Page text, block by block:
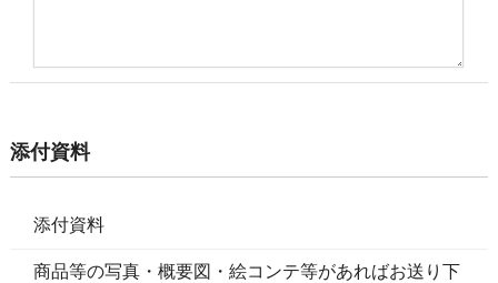
添付資料
添付資料
商品等の写真・概要図・絵コンテ等があればお送り下